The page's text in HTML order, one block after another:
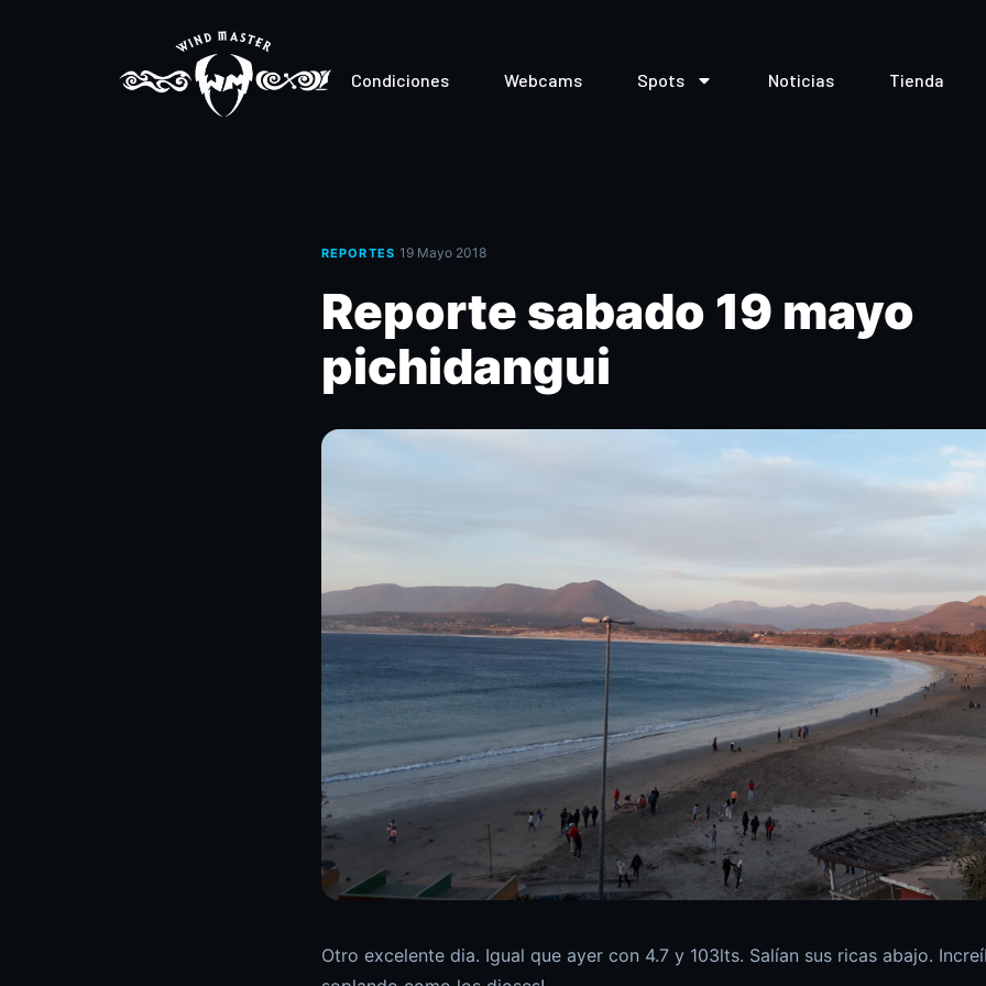
Condiciones Webcams Spots Noticias Tienda
REPORTES 19 Mayo 2018
Reporte sabado 19 mayo
pichidangui
Otro excelente dia. Igual que ayer con 4.7 y 103lts. Salían sus ricas abajo.